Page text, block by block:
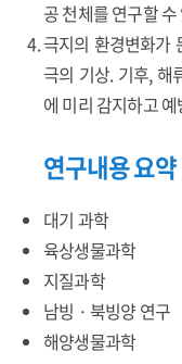
공 천체를 연구할 수
극지의 환경변화가
극의 기상. 기후, 해
에 미리 감지하고
연구내용 요약
대기 과학
육상생물과학
지질과학
남빙 · 북빙양 연구
해양생물과학